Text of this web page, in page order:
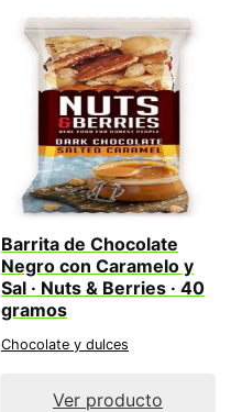
Barrita de Chocolate
Negro con Caramelo y
Sal · Nuts & Berries · 40
gramos
Chocolate y dulces
Ver producto